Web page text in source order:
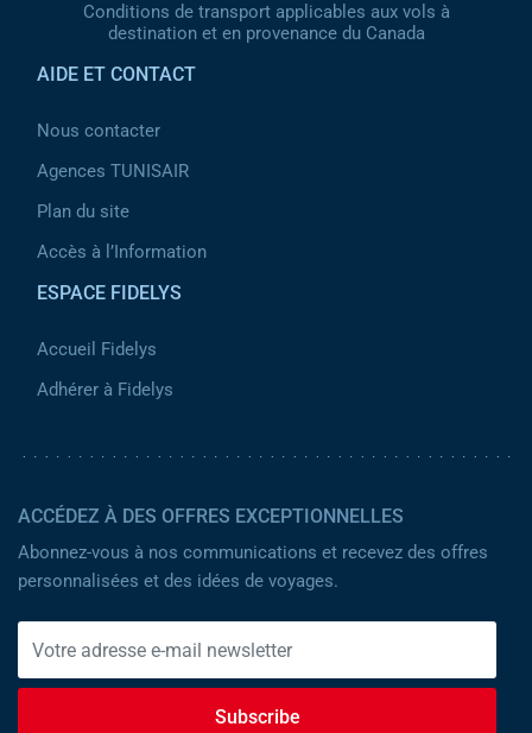
Conditions de transport applicables aux vols à
destination et en provenance du Canada
AIDE ET CONTACT
Nous contacter
Agences TUNISAIR
Plan du site
Accès à l’Information
ESPACE FIDELYS
Accueil Fidelys
Adhérer à Fidelys
ACCÉDEZ À DES OFFRES EXCEPTIONNELLES
Abonnez-vous à nos communications et recevez des offres
personnalisées et des idées de voyages.
Subscribe